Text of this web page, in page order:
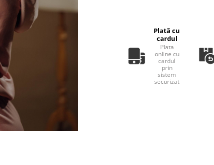
Plată cu
cardul
Plata
online cu
cardul
prin
sistem
securizat